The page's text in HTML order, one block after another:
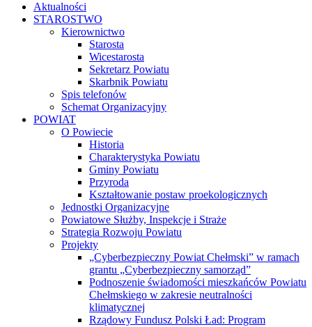
Aktualności
STAROSTWO
Kierownictwo
Starosta
Wicestarosta
Sekretarz Powiatu
Skarbnik Powiatu
Spis telefonów
Schemat Organizacyjny
POWIAT
O Powiecie
Historia
Charakterystyka Powiatu
Gminy Powiatu
Przyroda
Kształtowanie postaw proekologicznych
Jednostki Organizacyjne
Powiatowe Służby, Inspekcje i Straże
Strategia Rozwoju Powiatu
Projekty
„Cyberbezpieczny Powiat Chełmski” w ramach
grantu „Cyberbezpieczny samorząd”
Podnoszenie świadomości mieszkańców Powiatu
Chełmskiego w zakresie neutralności
klimatycznej
Rządowy Fundusz Polski Ład: Program